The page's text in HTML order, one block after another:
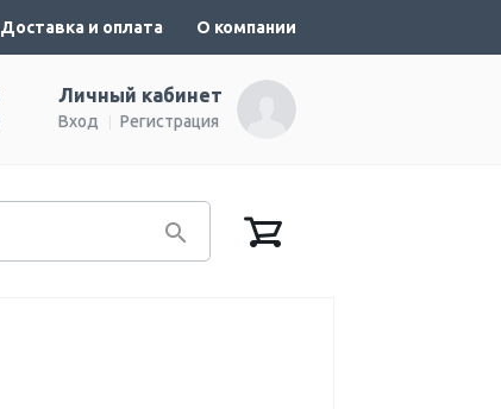
Доставка и оплата О компании
Личный кабинет
Вход Регистрация